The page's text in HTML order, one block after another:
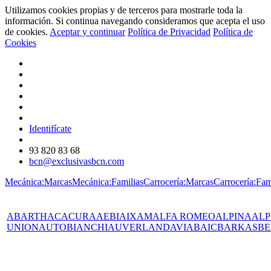
Utilizamos cookies propias y de terceros para mostrarle toda la
información. Si continua navegando consideramos que acepta el uso
de cookies. Aceptar y continuar Política de Privacidad Política de
Cookies
Identifícate
93 820 83 68
bcn@exclusivasbcn.com
Mecánica:MarcasMecánica:FamiliasCarrocería:Marcas
ABARTHACACURAAEBIAIXAMALFA ROMEOALPINA
UNIONAUTOBIANCHIAUVERLANDAVIABAICBARKAS